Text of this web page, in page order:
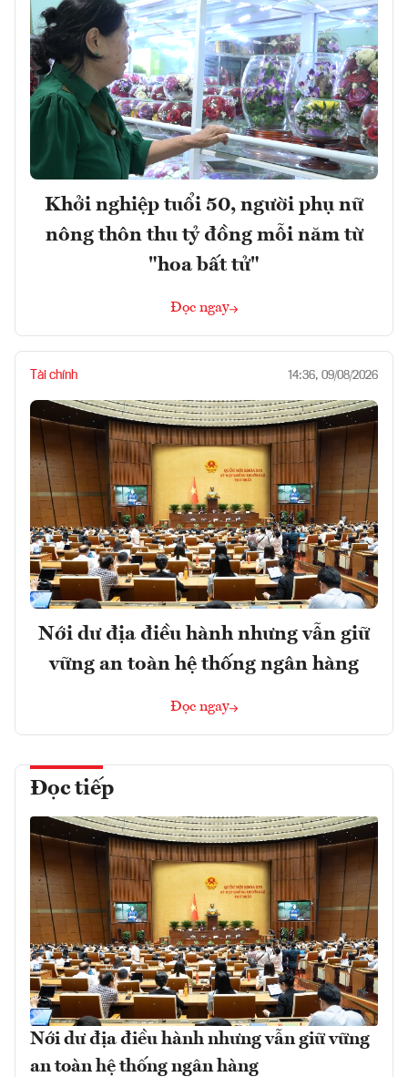
Khởi nghiệp tuổi 50, người phụ nữ
nông thôn thu tỷ đồng mỗi năm từ
"hoa bất tử"
Đọc ngay
Tài chính 14:36, 09/08/2026
Nới dư địa điều hành nhưng vẫn giữ
vững an toàn hệ thống ngân hàng
Đọc ngay
Đọc tiếp
Nới dư địa điều hành nhưng vẫn giữ vững
an toàn hệ thống ngân hàng